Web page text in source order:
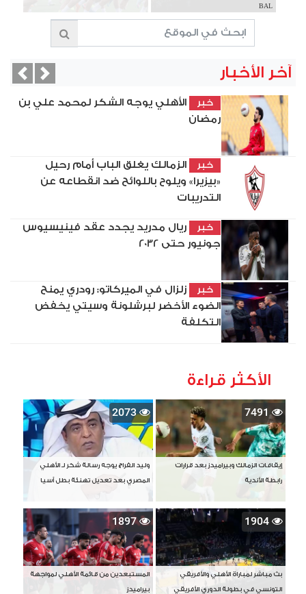
BAL
آخر الأخبار
خبر
الأهلي يوجه الشكر لمحمد علي بن
رمضان
خبر
الزمالك يغلق الباب أمام رحيل
«بيزيرا» ويلوح باللوائح ضد انقطاعه عن
التدريبات
خبر
ريال مدريد يجدد عقد فينيسيوس
جونيور حتى 2032
خبر
زلزال في الميركاتو: رودري يمنح
الضوء الأخضر لبرشلونة وسيتي يخفض
التكلفة
Next
الأكثر قراءة
7491
إيقافات الزمالك وبيراميدز بعد قرارات
رابطة الأندية
2073
وليد الفراج يوجه رسالة شكر لـ الأهلي
المصري بعد تعديل تهنئة بطل آسيا
1904
بث مباشر لمباراة الأهلي والأفريقي
التونسي في بطولة الدوري الأفريقي
1897
المستبعدين من قائمة الأهلي لمواجهة
بيراميدز